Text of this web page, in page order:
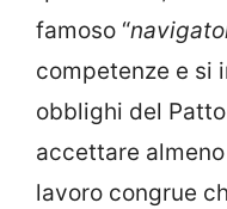
famoso “
competenze e si
obblighi del
accettare
lavoro congrue